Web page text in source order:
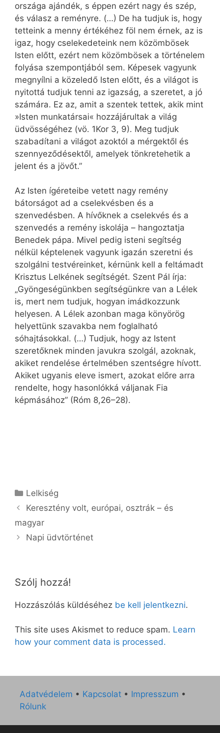
országa ajándék, s éppen ezért nagy és szép,
és válasz a reményre. (…) De ha tudjuk is, hogy
tetteink a menny értékéhez föl nem érnek, az is
igaz, hogy cselekedeteink nem közömbösek
Isten előtt, ezért nem közömbösek a történelem
folyása szempontjából sem. Képesek vagyunk
megnyílni a közeledő Isten előtt, és a világot is
nyitottá tudjuk tenni az igazság, a szeretet, a jó
számára. Ez az, amit a szentek tettek, akik mint
»Isten munkatársai« hozzájárultak a világ
üdvösségéhez (vö. 1Kor 3, 9). Meg tudjuk
szabadítani a világot azoktól a mérgektől és
szennyeződésektől, amelyek tönkretehetik a
jelent és a jövőt.”
Az Isten ígéreteibe vetett nagy remény
bátorságot ad a cselekvésben és a
szenvedésben. A hívőknek a cselekvés és a
szenvedés a remény iskolája – hangoztatja
Benedek pápa. Mivel pedig isteni segítség
nélkül képtelenek vagyunk igazán szeretni és
szolgálni testvéreinket, kérnünk kell a feltámadt
Krisztus Lelkének segítségét. Szent Pál írja:
„Gyöngeségünkben segítségünkre van a Lélek
is, mert nem tudjuk, hogyan imádkozzunk
helyesen. A Lélek azonban maga könyörög
helyettünk szavakba nem foglalható
sóhajtásokkal. (…) Tudjuk, hogy az Istent
szeretőknek minden javukra szolgál, azoknak,
akiket rendelése értelmében szentségre hívott.
Akiket ugyanis eleve ismert, azokat előre arra
rendelte, hogy hasonlókká váljanak Fia
képmásához” (Róm 8,26–28).
Kategória
Lelkiség
Keresztény volt, európai, osztrák – és
magyar
Napi üdvtörténet
Szólj hozzá!
Hozzászólás küldéséhez be kell jelentkezni.
This site uses Akismet to reduce spam. Learn
how your comment data is processed.
Adatvédelem • Kapcsolat • Impresszum •
Rólunk